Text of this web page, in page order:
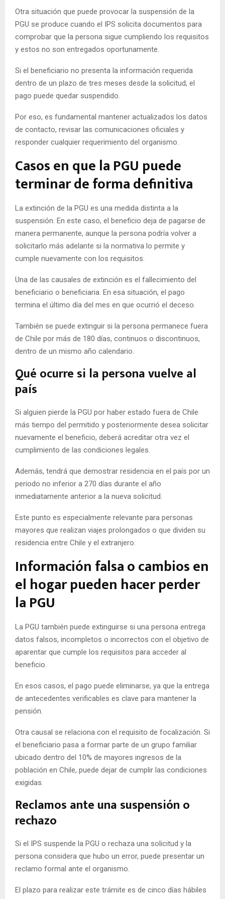
Otra situación que puede provocar la suspensión de la
PGU se produce cuando el IPS solicita documentos para
comprobar que la persona sigue cumpliendo los requisitos
y estos no son entregados oportunamente.
Si el beneficiario no presenta la información requerida
dentro de un plazo de tres meses desde la solicitud, el
pago puede quedar suspendido.
Por eso, es fundamental mantener actualizados los datos
de contacto, revisar las comunicaciones oficiales y
responder cualquier requerimiento del organismo.
Casos en que la PGU puede
terminar de forma definitiva
La extinción de la PGU es una medida distinta a la
suspensión. En este caso, el beneficio deja de pagarse de
manera permanente, aunque la persona podría volver a
solicitarlo más adelante si la normativa lo permite y
cumple nuevamente con los requisitos.
Una de las causales de extinción es el fallecimiento del
beneficiario o beneficiaria. En esa situación, el pago
termina el último día del mes en que ocurrió el deceso.
También se puede extinguir si la persona permanece fuera
de Chile por más de 180 días, continuos o discontinuos,
dentro de un mismo año calendario.
Qué ocurre si la persona vuelve al
país
Si alguien pierde la PGU por haber estado fuera de Chile
más tiempo del permitido y posteriormente desea solicitar
nuevamente el beneficio, deberá acreditar otra vez el
cumplimiento de las condiciones legales.
Además, tendrá que demostrar residencia en el país por un
periodo no inferior a 270 días durante el año
inmediatamente anterior a la nueva solicitud.
Este punto es especialmente relevante para personas
mayores que realizan viajes prolongados o que dividen su
residencia entre Chile y el extranjero.
Información falsa o cambios en
el hogar pueden hacer perder
la PGU
La PGU también puede extinguirse si una persona entrega
datos falsos, incompletos o incorrectos con el objetivo de
aparentar que cumple los requisitos para acceder al
beneficio.
En esos casos, el pago puede eliminarse, ya que la entrega
de antecedentes verificables es clave para mantener la
pensión.
Otra causal se relaciona con el requisito de focalización. Si
el beneficiario pasa a formar parte de un grupo familiar
ubicado dentro del 10% de mayores ingresos de la
población en Chile, puede dejar de cumplir las condiciones
exigidas.
Reclamos ante una suspensión o
rechazo
Si el IPS suspende la PGU o rechaza una solicitud y la
persona considera que hubo un error, puede presentar un
reclamo formal ante el organismo.
El plazo para realizar este trámite es de cinco días hábiles